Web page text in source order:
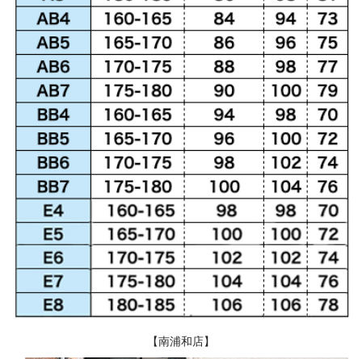
【南浦和店】